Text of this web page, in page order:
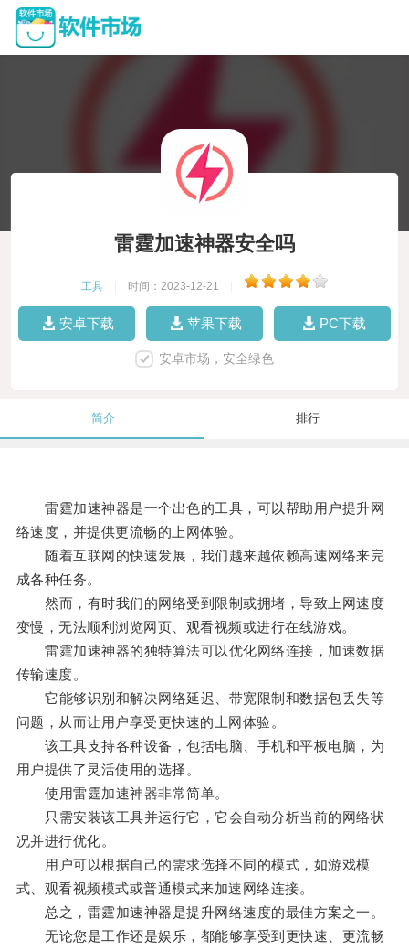
雷霆加速神器安全吗
工具 时间：2023-12-21
安卓下载 苹果下载 PC下载
安卓市场，安全绿色
简介 排行
雷霆加速神器是一个出色的工具，可以帮助用户提升网
络速度，并提供更流畅的上网体验。
随着互联网的快速发展，我们越来越依赖高速网络来完
成各种任务。
然而，有时我们的网络受到限制或拥堵，导致上网速度
变慢，无法顺利浏览网页、观看视频或进行在线游戏。
雷霆加速神器的独特算法可以优化网络连接，加速数据
传输速度。
它能够识别和解决网络延迟、带宽限制和数据包丢失等
问题，从而让用户享受更快速的上网体验。
该工具支持各种设备，包括电脑、手机和平板电脑，为
用户提供了灵活使用的选择。
使用雷霆加速神器非常简单。
只需安装该工具并运行它，它会自动分析当前的网络状
况并进行优化。
用户可以根据自己的需求选择不同的模式，如游戏模
式、观看视频模式或普通模式来加速网络连接。
总之，雷霆加速神器是提升网络速度的最佳方案之一。
无论您是工作还是娱乐，都能够享受到更快速、更流畅